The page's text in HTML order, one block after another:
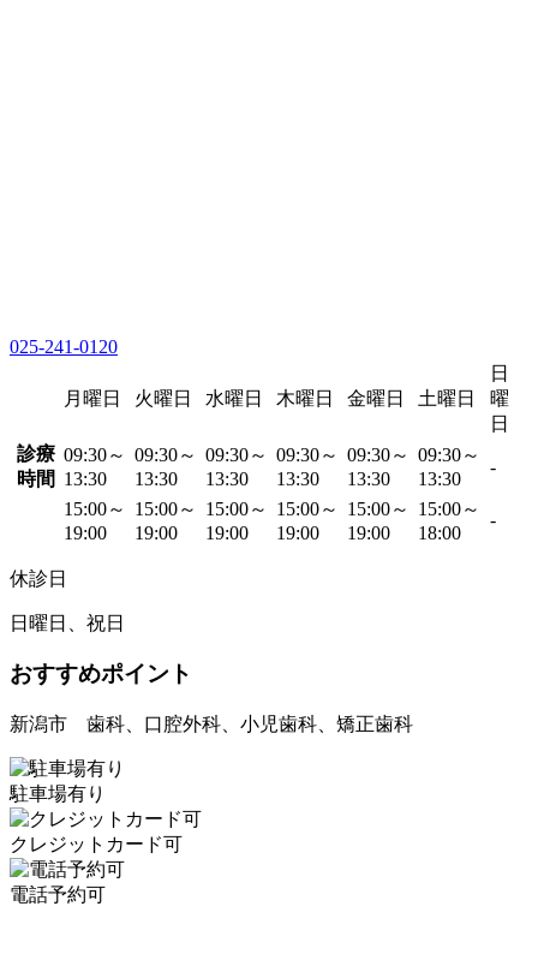
025-241-0120
月曜日 火曜日 水曜日 木曜日 金曜日 土曜日
日
曜
日
診療
時間
09:30～
13:30
09:30～
13:30
09:30～
13:30
09:30～
13:30
09:30～
13:30
09:30～
13:30
-
15:00～
19:00
15:00～
19:00
15:00～
19:00
15:00～
19:00
15:00～
19:00
15:00～
18:00
-
休診日
日曜日、祝日
おすすめポイント
新潟市 歯科、口腔外科、小児歯科、矯正歯科
駐車場有り
クレジットカード可
電話予約可